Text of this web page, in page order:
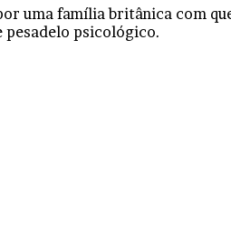
uma família britânica com
pesadelo psicológico.